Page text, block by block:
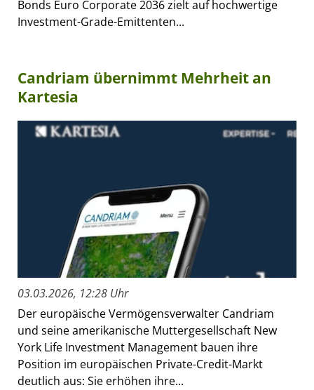
Bonds Euro Corporate 2036 zielt auf hochwertige
Investment-Grade-Emittenten...
Candriam übernimmt Mehrheit an
Kartesia
03.03.2026, 12:28 Uhr
Der europäische Vermögensverwalter Candriam
und seine amerikanische Muttergesellschaft New
York Life Investment Management bauen ihre
Position im europäischen Private-Credit-Markt
deutlich aus: Sie erhöhen ihre...